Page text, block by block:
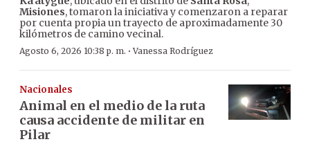
Misiones, tomaron la iniciativa y comenzaron a reparar
por cuenta propia un trayecto de aproximadamente 30
kilómetros de camino vecinal.
Agosto 6, 2026 10:38 p. m. ·Vanessa Rodríguez
Nacionales
Animal en el medio de la ruta
causa accidente de militar en
Pilar